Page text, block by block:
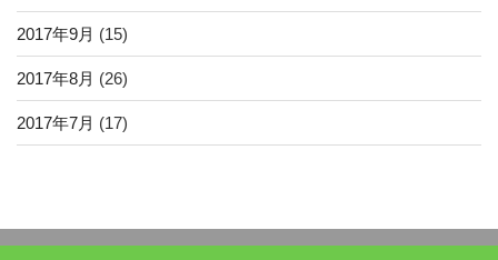
2017年9月 (15)
2017年8月 (26)
2017年7月 (17)